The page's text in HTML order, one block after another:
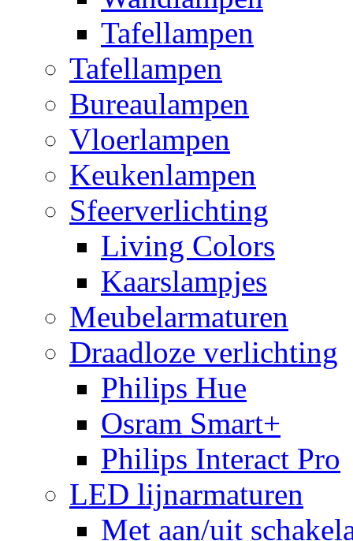
Tafellampen
Tafellampen
Bureaulampen
Vloerlampen
Keukenlampen
Sfeerverlichting
Living Colors
Kaarslampjes
Meubelarmaturen
Draadloze verlichting
Philips Hue
Osram Smart+
Philips Interact Pro
LED lijnarmaturen
Met aan/uit